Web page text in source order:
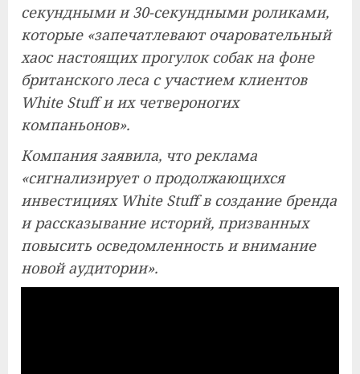
секундными и 30-секундными роликами,
которые «запечатлевают очаровательный
хаос настоящих прогулок собак на фоне
британского леса с участием клиентов
White Stuff и их четвероногих
компаньонов».
Компания заявила, что реклама
«сигнализирует о продолжающихся
инвестициях White Stuff в создание бренда
и рассказывание историй, призванных
повысить осведомленность и внимание
новой аудитории».